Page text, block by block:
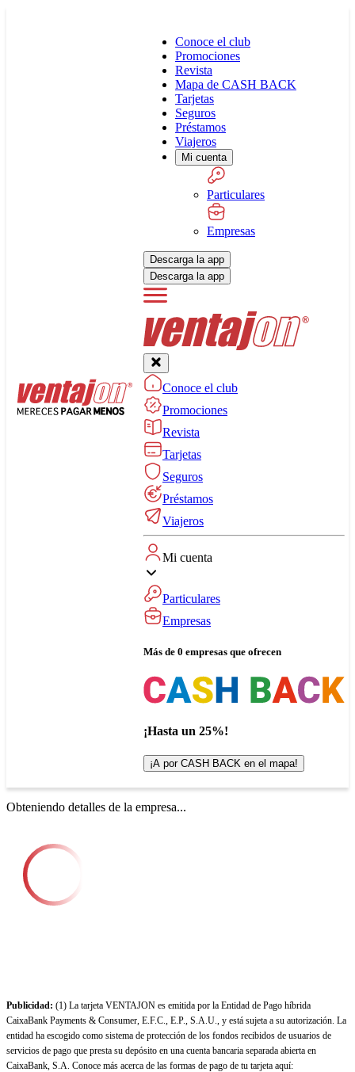
Conoce el club
Promociones
Revista
Mapa de CASH BACK
Tarjetas
Seguros
Préstamos
Viajeros
Mi cuenta
Particulares
Empresas
Descarga la app
Descarga la app
Conoce el club
Promociones
Revista
Tarjetas
Seguros
Préstamos
Viajeros
Mi cuenta
Particulares
Empresas
Más de 0 empresas que ofrecen
¡Hasta un 25%!
¡A por CASH BACK en el mapa!
Obteniendo detalles de la empresa...
Publicidad: (1) La tarjeta VENTAJON es emitida por la Entidad de Pago híbrida
CaixaBank Payments & Consumer, E.F.C., E.P., S.A.U., y está sujeta a su autorización. La
entidad ha escogido como sistema de protección de los fondos recibidos de usuarios de
servicios de pago que presta su depósito en una cuenta bancaria separada abierta en
CaixaBank, S.A. Conoce más acerca de las formas de pago de tu tarjeta aquí: